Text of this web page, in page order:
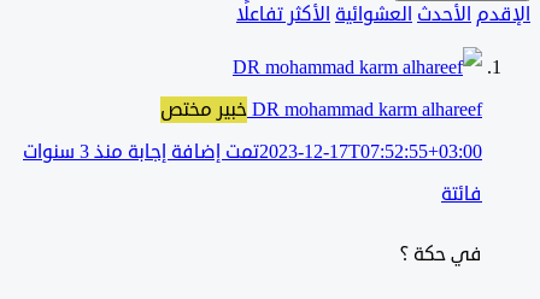
الأحدثالعشوائيةالأكثر تفاعلًا
DR mohammad karm alhareefخبير مختص
2023-12-17T07:52:55+03:00
تمت إضافة إجابة منذ 3 سنوات
في حكة ؟